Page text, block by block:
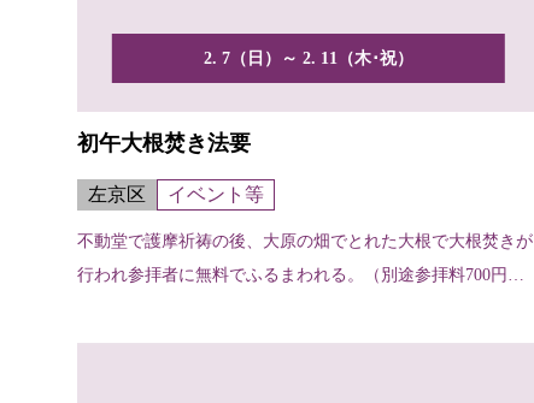
2. 7（日）～ 2. 11（木･祝）
初午大根焚き法要
左京区 イベント等
不動堂で護摩祈祷の後、大原の畑でとれた大根で大根焚きが
行われ参拝者に無料でふるまわれる。（別途参拝料700円は